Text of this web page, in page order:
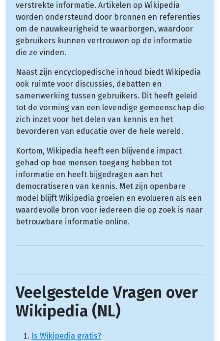
verstrekte informatie. Artikelen op Wikipedia
worden ondersteund door bronnen en referenties
om de nauwkeurigheid te waarborgen, waardoor
gebruikers kunnen vertrouwen op de informatie
die ze vinden.
Naast zijn encyclopedische inhoud biedt Wikipedia
ook ruimte voor discussies, debatten en
samenwerking tussen gebruikers. Dit heeft geleid
tot de vorming van een levendige gemeenschap die
zich inzet voor het delen van kennis en het
bevorderen van educatie over de hele wereld.
Kortom, Wikipedia heeft een blijvende impact
gehad op hoe mensen toegang hebben tot
informatie en heeft bijgedragen aan het
democratiseren van kennis. Met zijn openbare
model blijft Wikipedia groeien en evolueren als een
waardevolle bron voor iedereen die op zoek is naar
betrouwbare informatie online.
Veelgestelde Vragen over
Wikipedia (NL)
Is Wikipedia gratis?